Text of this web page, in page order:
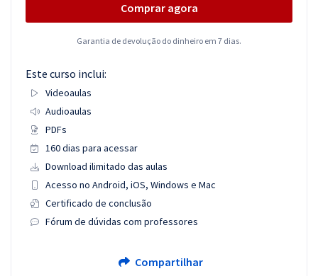
Comprar agora
Garantia de devolução do dinheiro em 7 dias.
Este curso inclui:
Videoaulas
Audioaulas
PDFs
160 dias para acessar
Download ilimitado das aulas
Acesso no Android, iOS, Windows e Mac
Certificado de conclusão
Fórum de dúvidas com professores
Compartilhar